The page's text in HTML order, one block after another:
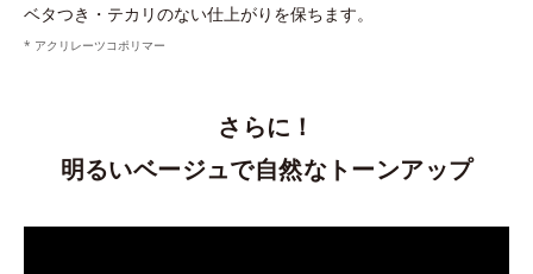
ベタつき・テカリのない仕上がりを保ちます。
* アクリレーツコポリマー
さらに！
明るいベージュで自然なトーンアップ